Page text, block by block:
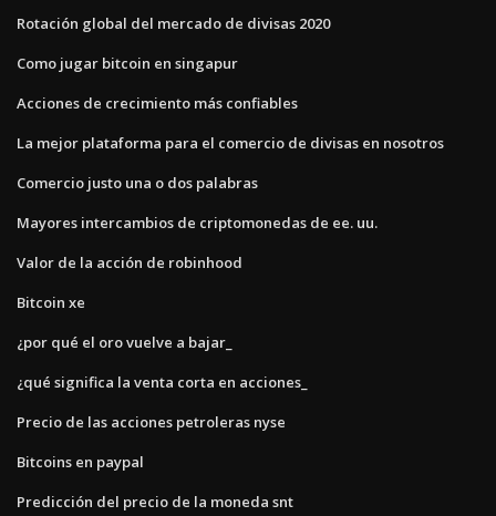
Rotación global del mercado de divisas 2020
Como jugar bitcoin en singapur
Acciones de crecimiento más confiables
La mejor plataforma para el comercio de divisas en nosotros
Comercio justo una o dos palabras
Mayores intercambios de criptomonedas de ee. uu.
Valor de la acción de robinhood
Bitcoin xe
¿por qué el oro vuelve a bajar_
¿qué significa la venta corta en acciones_
Precio de las acciones petroleras nyse
Bitcoins en paypal
Predicción del precio de la moneda snt